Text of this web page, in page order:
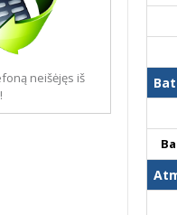
neišėjęs iš